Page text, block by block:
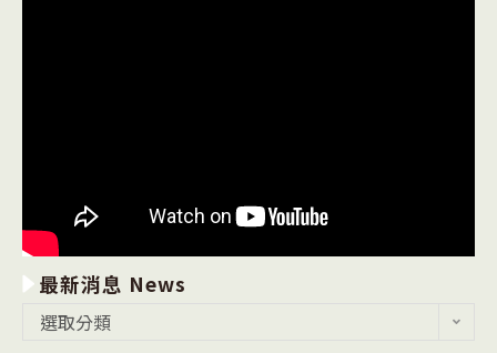
最新消息 News
選取分類